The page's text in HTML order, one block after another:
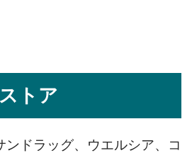
トア
ンドラッグ、ウエルシア、コ